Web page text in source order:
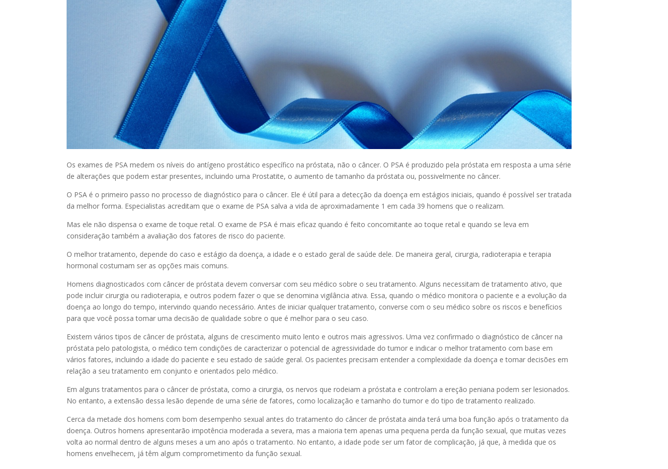
Os exames de PSA medem os níveis do antígeno prostático específico na próstata, não o câncer. O PSA é produzido pela próstata em resposta a uma série
de alterações que podem estar presentes, incluindo uma Prostatite, o aumento de tamanho da próstata ou, possivelmente no câncer.
O PSA é o primeiro passo no processo de diagnóstico para o câncer. Ele é útil para a detecção da doença em estágios iniciais, quando é possível ser tratada
da melhor forma. Especialistas acreditam que o exame de PSA salva a vida de aproximadamente 1 em cada 39 homens que o realizam.
Mas ele não dispensa o exame de toque retal. O exame de PSA é mais eficaz quando é feito concomitante ao toque retal e quando se leva em
consideração também a avaliação dos fatores de risco do paciente.
O melhor tratamento, depende do caso e estágio da doença, a idade e o estado geral de saúde dele. De maneira geral, cirurgia, radioterapia e terapia
hormonal costumam ser as opções mais comuns.
Homens diagnosticados com câncer de próstata devem conversar com seu médico sobre o seu tratamento. Alguns necessitam de tratamento ativo, que
pode incluir cirurgia ou radioterapia, e outros podem fazer o que se denomina vigilância ativa. Essa, quando o médico monitora o paciente e a evolução da
doença ao longo do tempo, intervindo quando necessário. Antes de iniciar qualquer tratamento, converse com o seu médico sobre os riscos e benefícios
para que você possa tomar uma decisão de qualidade sobre o que é melhor para o seu caso.
Existem vários tipos de câncer de próstata, alguns de crescimento muito lento e outros mais agressivos. Uma vez confirmado o diagnóstico de câncer na
próstata pelo patologista, o médico tem condições de caracterizar o potencial de agressividade do tumor e indicar o melhor tratamento com base em
vários fatores, incluindo a idade do paciente e seu estado de saúde geral. Os pacientes precisam entender a complexidade da doença e tomar decisões em
relação a seu tratamento em conjunto e orientados pelo médico.
Em alguns tratamentos para o câncer de próstata, como a cirurgia, os nervos que rodeiam a próstata e controlam a ereção peniana podem ser lesionados.
No entanto, a extensão dessa lesão depende de uma série de fatores, como localização e tamanho do tumor e do tipo de tratamento realizado.
Cerca da metade dos homens com bom desempenho sexual antes do tratamento do câncer de próstata ainda terá uma boa função após o tratamento da
doença. Outros homens apresentarão impotência moderada a severa, mas a maioria tem apenas uma pequena perda da função sexual, que muitas vezes
volta ao normal dentro de alguns meses a um ano após o tratamento. No entanto, a idade pode ser um fator de complicação, já que, à medida que os
homens envelhecem, já têm algum comprometimento da função sexual.